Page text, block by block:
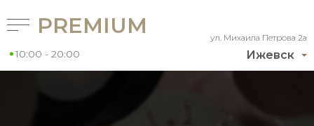
Ижевск
ул. Михаила Петрова 2а
PREMIUM
10:00 - 20:00